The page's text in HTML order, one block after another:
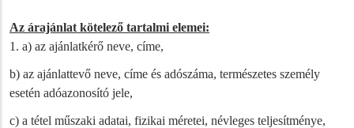
Az árajánlat kötelező tartalmi elemei:
1. a) az ajánlatkérő neve, címe,
b) az ajánlattevő neve, címe és adószáma, természetes személy
esetén adóazonosító jele,
c) a tétel műszaki adatai, fizikai méretei, névleges teljesítménye,